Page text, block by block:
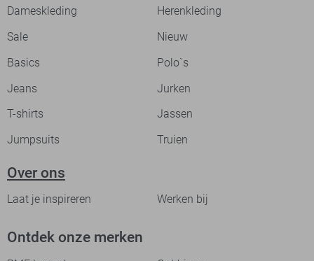
Dameskleding
Herenkleding
Sale
Nieuw
Basics
Polo`s
Jeans
Jurken
T-shirts
Jassen
Jumpsuits
Truien
Over ons
Laat je inspireren Werken bij
Ontdek onze merken